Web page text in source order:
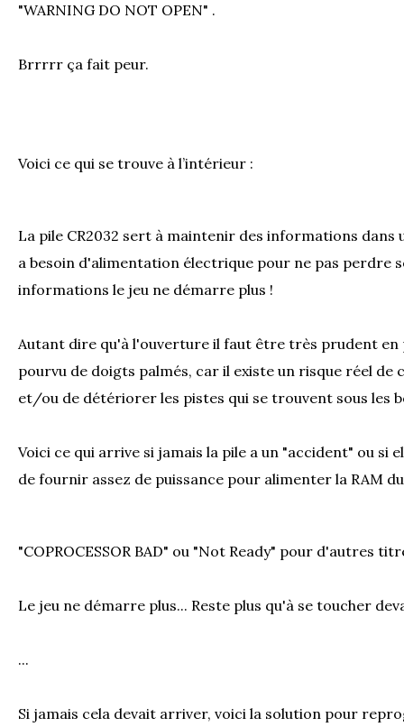
"WARNING DO NOT OPEN" .
Brrrrr ça fait peur.
Voici ce qui se trouve à l’intérieur :
La pile CR2032 sert à maintenir des informations dans
a besoin d'alimentation électrique pour ne pas perdre
informations le jeu ne démarre plus !
Autant dire qu'à l'ouverture il faut être très prudent en
pourvu de doigts palmés, car il existe un risque réel de
et/ou de détériorer les pistes qui se trouvent sous les
Voici ce qui arrive si jamais la pile a un "accident" ou si
de fournir assez de puissance pour alimenter la RAM
"COPROCESSOR BAD" ou "Not Ready" pour d'autres
Le jeu ne démarre plus... Reste plus qu'à se toucher
...
Si jamais cela devait arriver, voici la solution pour